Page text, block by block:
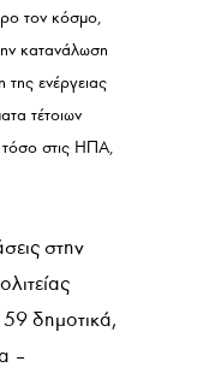
τον κόσμο,
κατανάλωση
της ενέργειας
τέτοιων
τόσο στις ΗΠΑ,
στην
δημοτικά,
–